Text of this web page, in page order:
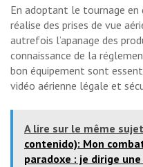
En adoptant le tournage en
réalise des prises de vue
autrefois l’apanage des
connaissance de la
bon équipement sont
vidéo aérienne légale et
A lire sur le même
contenido): Mon
paradoxe : je dirige